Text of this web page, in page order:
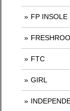
FP INSOLE
FTC
GIRL